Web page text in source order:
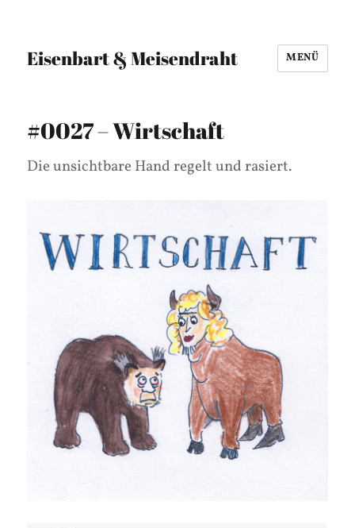
Eisenbart & Meisendraht MENÜ
#0027 – Wirtschaft
Die unsichtbare Hand regelt und rasiert.